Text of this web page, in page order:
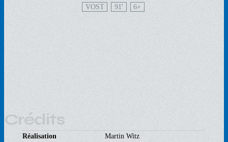
VOST 91' 6
Crédits
Réalisation
Martin Witz